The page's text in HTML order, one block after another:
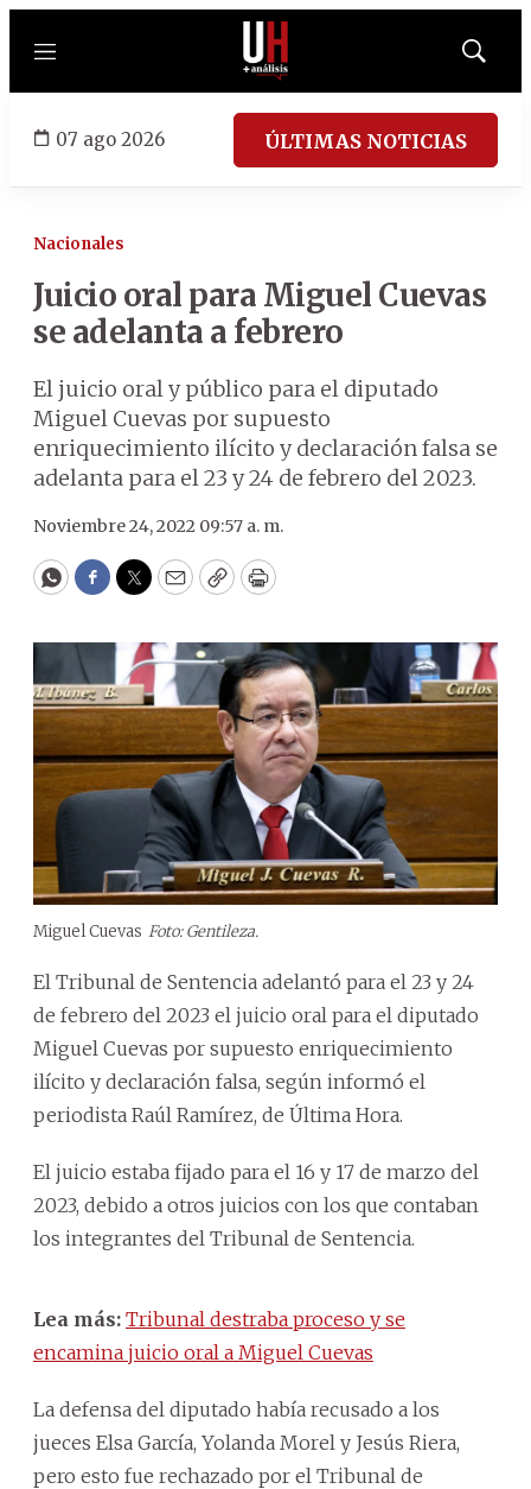
Menú
Mostrar
07 ago 2026 ÚLTIMAS NOTICIAS
Nacionales
Juicio oral para Miguel Cuevas
se adelanta a febrero
El juicio oral y público para el diputado
Miguel Cuevas por supuesto
enriquecimiento ilícito y declaración falsa se
adelanta para el 23 y 24 de febrero del 2023.
Noviembre 24, 2022 09:57 a. m.
WhatsApp
Facebook
Twitter
EmailCopyPrint
Miguel Cuevas Foto: Gentileza.
El Tribunal de Sentencia adelantó para el 23 y 24
de febrero del 2023 el juicio oral para el diputado
Miguel Cuevas por supuesto enriquecimiento
ilícito y declaración falsa, según informó el
periodista Raúl Ramírez, de Última Hora.
El juicio estaba fijado para el 16 y 17 de marzo del
2023, debido a otros juicios con los que contaban
los integrantes del Tribunal de Sentencia.
Lea más: Tribunal destraba proceso y se
encamina juicio oral a Miguel Cuevas
La defensa del diputado había recusado a los
jueces Elsa García, Yolanda Morel y Jesús Riera,
pero esto fue rechazado por el Tribunal de